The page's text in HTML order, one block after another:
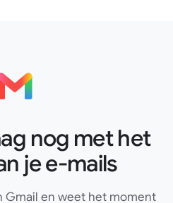
nog met het
je e-mails
Gmail en weet het moment